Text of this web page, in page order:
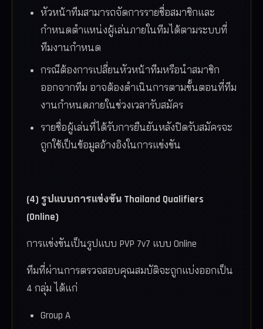
หัวหน้าทีมสามารถจัดการรายชื่อสมาชิกและ
กำหนดตำแหน่งผู้เล่นภายในทีมได้ตามระบบที่
ทีมงานกำหนด
กรณีต้องการเปลี่ยนหัวหน้าทีมหรือนำสมาชิก
ออกจากทีม อาจต้องดำเนินการตามขั้นตอนที่ทีม
งานกำหนดภายในช่วงเวลารับสมัคร
รายชื่อผู้เล่นที่ได้รับการยืนยันหลังปิดรับสมัครจะ
ถูกใช้เป็นข้อมูลอ้างอิงในการแข่งขัน
(4) รูปแบบการแข่งขัน Thailand Qualifiers
(Online)
การแข่งขันเป็นรูปแบบ PVP 7v7 แบบ Online
ทีมที่ผ่านการตรวจสอบคุณสมบัติจะถูกแบ่งออกเป็น
4 กลุ่ม ได้แก่
Group A